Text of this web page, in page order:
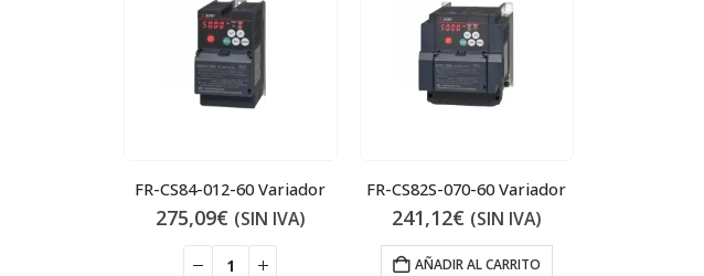
FR-CS84-012-60 Variador
275,09€ (SIN IVA)
FR-CS82S-070-60 Variador
241,12€ (SIN IVA)
AÑADIR AL CARRITO